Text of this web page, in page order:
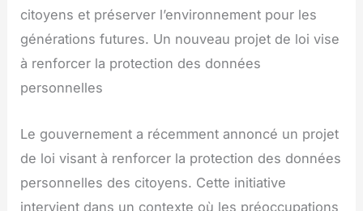
citoyens et préserver l’environnement pour les
générations futures. Un nouveau projet de loi vise
à renforcer la protection des données
personnelles
Le gouvernement a récemment annoncé un projet
de loi visant à renforcer la protection des données
personnelles des citoyens. Cette initiative
intervient dans un contexte où les préoccupations